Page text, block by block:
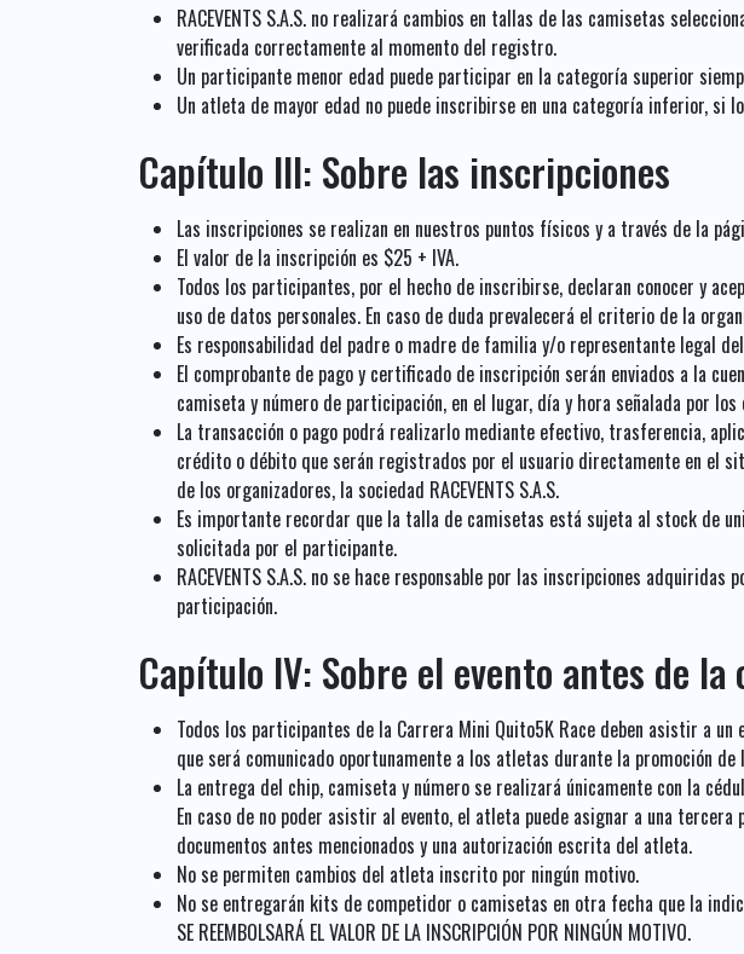
RACEVENTS S.A.S. no realizará cambios en tallas de las camisetas
verificada correctamente al momento del registro.
Un participante menor edad puede participar en la categoría superior
Un atleta de mayor edad no puede inscribirse en una categoría inferior,
Capítulo III: Sobre las inscripciones
Las inscripciones se realizan en nuestros puntos físicos y a través de la
El valor de la inscripción es $25 + IVA.
Todos los participantes, por el hecho de inscribirse, declaran conocer y
uso de datos personales. En caso de duda prevalecerá el criterio de la
Es responsabilidad del padre o madre de familia y/o representante legal
El comprobante de pago y certificado de inscripción serán enviados a la
camiseta y número de participación, en el lugar, día y hora señalada por los
La transacción o pago podrá realizarlo mediante efectivo, trasferencia,
crédito o débito que serán registrados por el usuario directamente en el
de los organizadores, la sociedad RACEVENTS S.A.S.
Es importante recordar que la talla de camisetas está sujeta al stock de
solicitada por el participante.
RACEVENTS S.A.S. no se hace responsable por las inscripciones
participación.
Capítulo IV: Sobre el evento antes de la
Todos los participantes de la Carrera Mini Quito5K Race deben asistir a un
que será comunicado oportunamente a los atletas durante la promoción
La entrega del chip, camiseta y número se realizará únicamente con la
En caso de no poder asistir al evento, el atleta puede asignar a una
documentos antes mencionados y una autorización escrita del atleta.
No se permiten cambios del atleta inscrito por ningún motivo.
No se entregarán kits de competidor o camisetas en otra fecha que la
SE REEMBOLSARÁ EL VALOR DE LA INSCRIPCIÓN POR NINGÚN MOTIVO.